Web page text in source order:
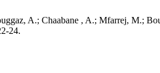
A.; Chaabane , A.; Mfarrej, M.;
24.